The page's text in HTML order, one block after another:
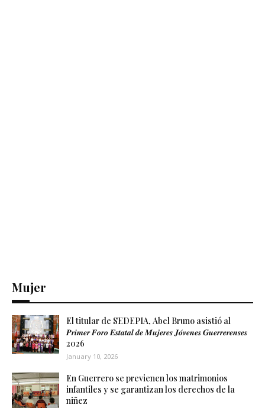
Mujer
El titular de SEDEPIA, Abel Bruno asistió al
𝑷𝒓𝒊𝒎𝒆𝒓 𝑭𝒐𝒓𝒐 𝑬𝒔𝒕𝒂𝒕𝒂𝒍 𝒅𝒆 𝑴𝒖𝒋𝒆𝒓𝒆𝒔 𝑱𝒐́𝒗𝒆𝒏𝒆𝒔 𝑮𝒖𝒆𝒓𝒓𝒆𝒓𝒆𝒏𝒔𝒆𝒔
2026
January 10, 2026
En Guerrero se previenen los matrimonios
infantiles y se garantizan los derechos de la
niñez